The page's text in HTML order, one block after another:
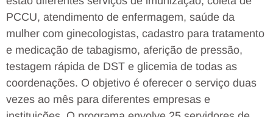
PCCU, atendimento de enfermagem, saúde da
mulher com ginecologistas, cadastro para tratamento
e medicação de tabagismo, aferição de pressão,
testagem rápida de DST e glicemia de todas as
coordenações. O objetivo é oferecer o serviço duas
vezes ao mês para diferentes empresas e